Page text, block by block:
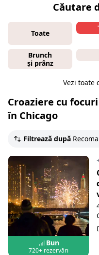
Căutare
Toate
Brunch
și prânz
Vezi toate
Croaziere cu
în Chicago
Filtrează după
Bun
720+ rezervări